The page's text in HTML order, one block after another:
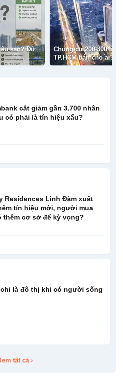
cư 200-300 triệu/m² ở Hà Nội,
bán cho ai?
cắt giảm gần 3.700 nhân
có phải là tín hiệu xấu?
Residences Linh Đàm xuất
tín hiệu mới, người mua
thêm cơ sở để kỳ vọng?
là đô thị khi có người sống
tất cả ›